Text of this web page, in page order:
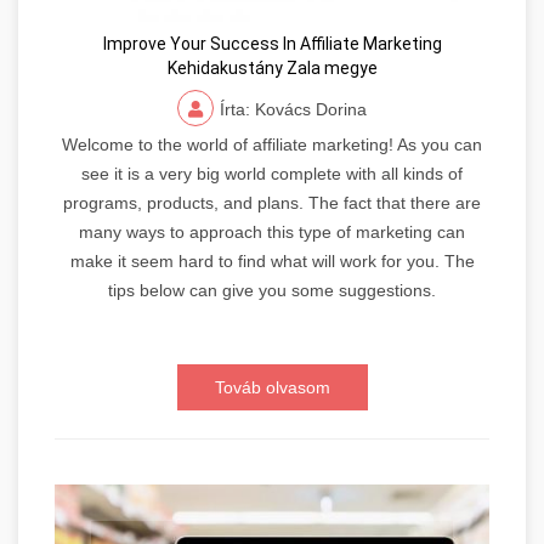
Improve Your Success In Affiliate Marketing
Kehidakustány Zala megye
Írta: Kovács Dorina
Welcome to the world of affiliate marketing! As you can
see it is a very big world complete with all kinds of
programs, products, and plans. The fact that there are
many ways to approach this type of marketing can
make it seem hard to find what will work for you. The
tips below can give you some suggestions.
Továb olvasom